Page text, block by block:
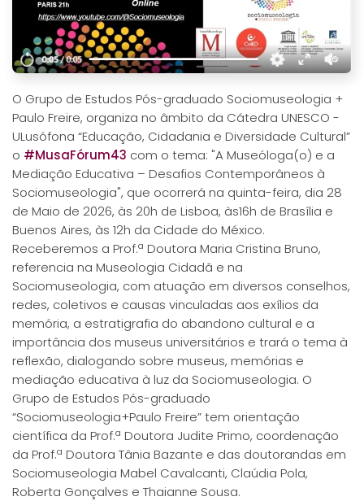
O Grupo de Estudos Pós-graduado Sociomuseologia +
Paulo Freire, organiza no âmbito da Cátedra UNESCO -
ULusófona “Educação, Cidadania e Diversidade Cultural”
o #MusaFórum43 com o tema: "A Museóloga(o) e a
Mediação Educativa – Desafios Contemporâneos à
Sociomuseologia", que ocorrerá na quinta-feira, dia 28
de Maio de 2026, às 20h de Lisboa, às16h de Brasília e
Buenos Aires, às 12h da Cidade do México.
Receberemos a Prof.ª Doutora Maria Cristina Bruno,
referencia na Museologia Cidadã e na
Sociomuseologia, com atuação em diversos conselhos,
redes, coletivos e causas vinculadas aos exílios da
memória, a estratigrafia do abandono cultural e a
importância dos museus universitários e trará o tema à
reflexão, dialogando sobre museus, memórias e
mediação educativa à luz da Sociomuseologia. O
Grupo de Estudos Pós-graduado
“Sociomuseologia+Paulo Freire” tem orientação
científica da Prof.ª Doutora Judite Primo, coordenação
da Prof.ª Doutora Tânia Bazante e das doutorandas em
Sociomuseologia Mabel Cavalcanti, Claúdia Pola,
Roberta Gonçalves e Thaianne Sousa.